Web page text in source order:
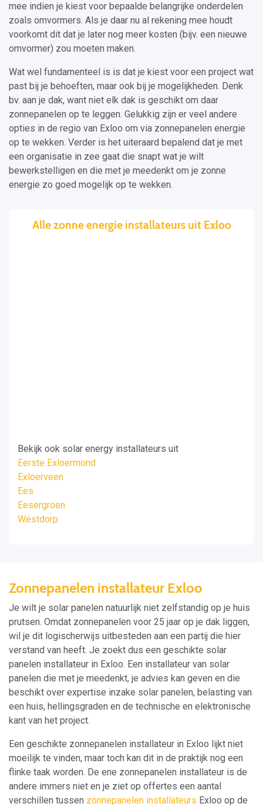
mee indien je kiest voor bepaalde belangrijke onderdelen
zoals omvormers. Als je daar nu al rekening mee houdt
voorkomt dit dat je later nog meer kosten (bijv. een nieuwe
omvormer) zou moeten maken.
Wat wel fundamenteel is is dat je kiest voor een project wat
past bij je behoeften, maar ook bij je mogelijkheden. Denk
bv. aan je dak, want niet elk dak is geschikt om daar
zonnepanelen op te leggen. Gelukkig zijn er veel andere
opties in de regio van Exloo om via zonnepanelen energie
op te wekken. Verder is het uiteraard bepalend dat je met
een organisatie in zee gaat die snapt wat je wilt
bewerkstelligen en die met je meedenkt om je zonne
energie zo goed mogelijk op te wekken.
Alle zonne energie installateurs uit Exloo
Bekijk ook solar energy installateurs uit
Eerste Exloermond
Exloerveen
Ees
Eesergroen
Westdorp
Zonnepanelen installateur Exloo
Je wilt je solar panelen natuurlijk niet zelfstandig op je huis
prutsen. Omdat zonnepanelen voor 25 jaar op je dak liggen,
wil je dit logischerwijs uitbesteden aan een partij die hier
verstand van heeft. Je zoekt dus een geschikte solar
panelen installateur in Exloo. Een installateur van solar
panelen die met je meedenkt, je advies kan geven en die
beschikt over expertise inzake solar panelen, belasting van
een huis, hellingsgraden en de technische en elektronische
kant van het project.
Een geschikte zonnepanelen installateur in Exloo lijkt niet
moeilijk te vinden, maar toch kan dit in de praktijk nog een
flinke taak worden. De ene zonnepanelen installateur is de
andere immers niet en je ziet op offertes een aantal
verschillen tussen zonnepanelen installateurs Exloo op de